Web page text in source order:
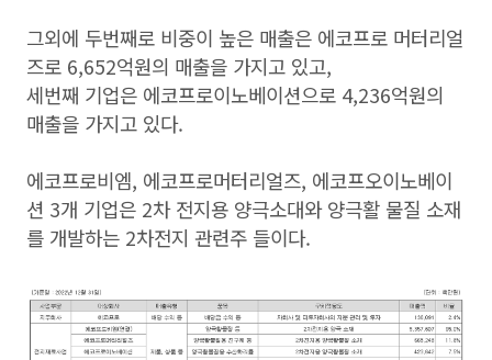
그외에 두번째로 비중이 높은 매출은 에코프로 머터리얼
즈로 6,652억원의 매출을 가지고 있고,
세번째 기업은 에코프로이노베이션으로 4,236억원의
매출을 가지고 있다.
에코프로비엠, 에코프로머터리얼즈, 에코프오이노베이
션 3개 기업은 2차 전지용 양극소대와 양극활 물질 소재
를 개발하는 2차전지 관련주 들이다.